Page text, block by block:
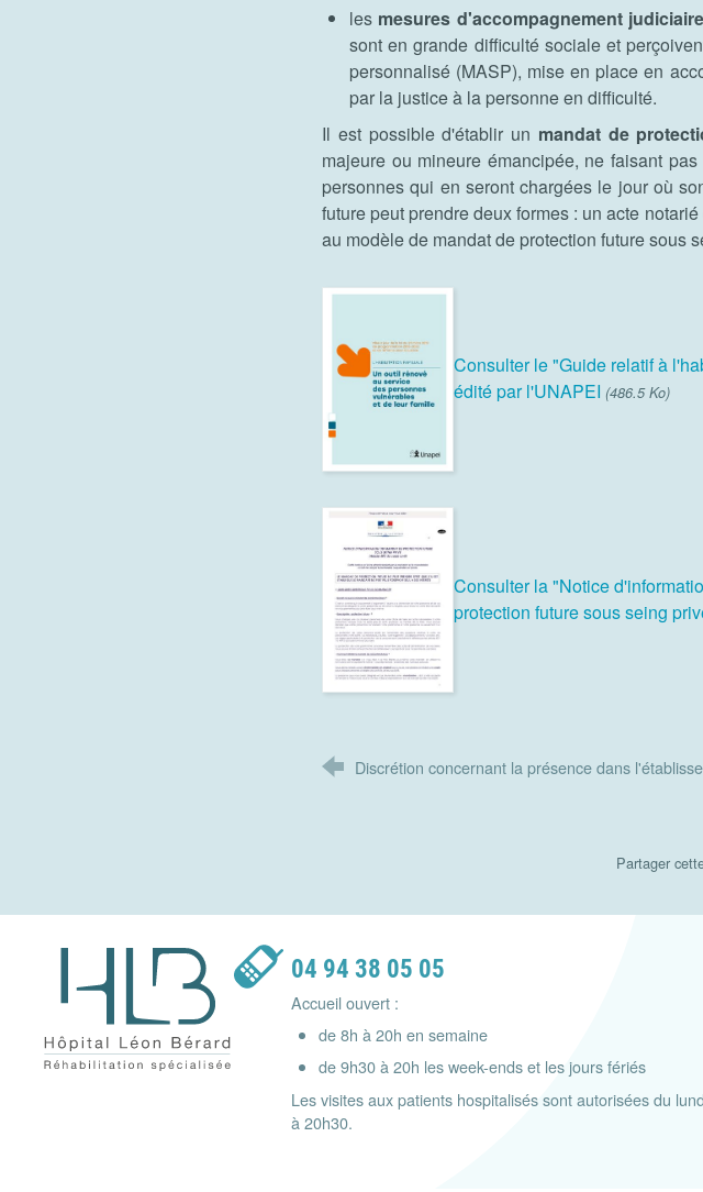
les mesures d'accompagnement judiciaire
sont en grande difficulté sociale et
personnalisé (MASP), mise en place en
par la justice à la personne en difficulté.
Il est possible d'établir un mandat de
majeure ou mineure émancipée, ne faisant
personnes qui en seront chargées le jour où
future peut prendre deux formes : un acte
au modèle de mandat de protection future sous
Consulter le "Guide relatif à
édité par l'UNAPEI (486.5 Ko)
Consulter la "Notice
protection future sous seing
Discrétion concernant la présence dans
Partager
Hôpital Léon Bérard - Réhabilitation spécialisée
04 94 38 05 05
Accueil ouvert :
de 8h à 20h en semaine
de 9h30 à 20h les week-ends et les jours fériés
Les visites aux patients hospitalisés sont autorisées du
à 20h30.